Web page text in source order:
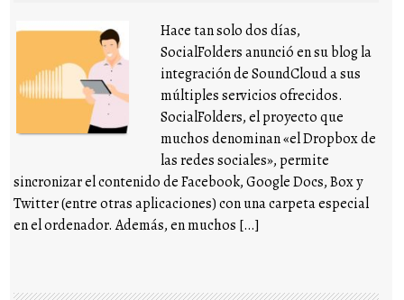
Hace tan solo dos días,
SocialFolders anunció en su blog la
integración de SoundCloud a sus
múltiples servicios ofrecidos.
SocialFolders, el proyecto que
muchos denominan «el Dropbox de
las redes sociales», permite
sincronizar el contenido de Facebook, Google Docs, Box y
Twitter (entre otras aplicaciones) con una carpeta especial
en el ordenador. Además, en muchos […]